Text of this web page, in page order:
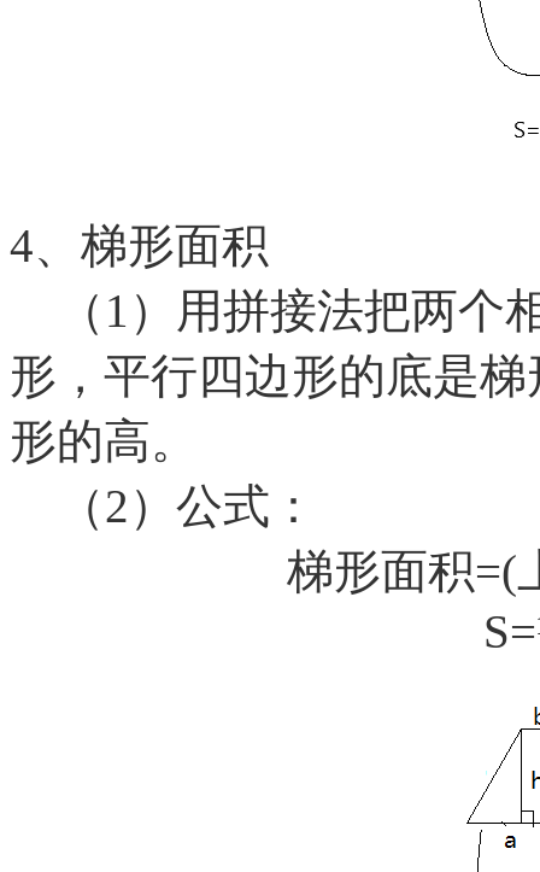
4、梯形面积
（1）用拼接法把两个
形，平行四边形的底是
形的高。
（2）公式：
梯形面积=(